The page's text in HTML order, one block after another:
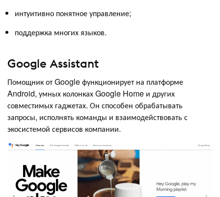
интуитивно понятное управление;
поддержка многих языков.
Google Assistant
Помощник от Google функционирует на платформе
Android, умных колонках Google Home и других
совместимых гаджетах. Он способен обрабатывать
запросы, исполнять команды и взаимодействовать с
экосистемой сервисов компании.